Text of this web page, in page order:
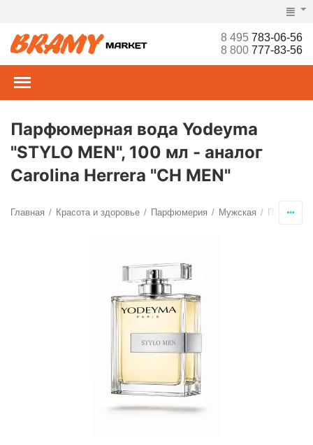
8 495783-06-56
8 800777-83-56
Парфюмерная вода Yodeyma
"STYLO MEN", 100 мл - аналог
Carolina Herrera "CH MEN"
Главная / Красота и здоровье / Парфюмерия / Мужская /